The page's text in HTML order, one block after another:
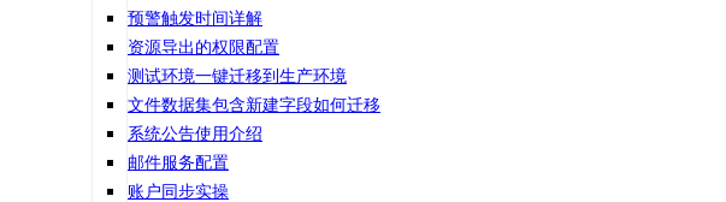
预警触发时间详解
资源导出的权限配置
测试环境一键迁移到生产环境
文件数据集包含新建字段如何迁移
系统公告使用介绍
邮件服务配置
账户同步实操